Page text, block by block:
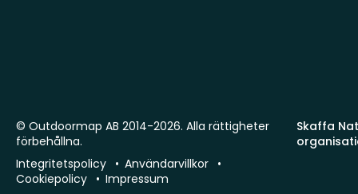
Skaffa
© Outdoormap AB 2014-2026. Alla rättigheter
förbehållna.
Integritetspolicy
Användarvillkor
Cookiepolicy
Impressum